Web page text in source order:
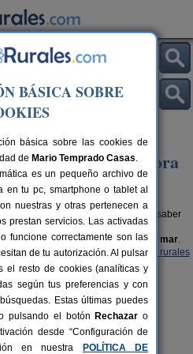
de la playa en Zamora
parajes y una bonita naturaleza
debes saber
elegir. Alojamientos rurales donde
la naturaleza y elencanto del mar.
visitar nuestrascasas rurales
BÁSICA SOBRE
básica sobre las cookies de
de Mario Temprado Casas.
es un pequeño archivo de
en tu pc, smartphone o tablet al
nuestras y otras pertenecen a
prestan servicios. Las activadas
funcione correctamente son las
de tu autorización. Al pulsar
el resto de cookies (analíticas y
según tus preferencias y con
Estas últimas puedes
pulsando el botón Rechazar o
desde “Configuración de
en nuestra
POLÍTICA DE